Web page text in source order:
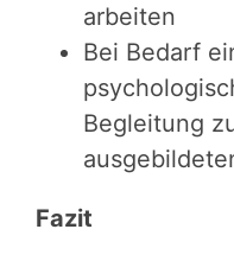
arbeiten
Bei Bedarf
Begleitung
Fazit